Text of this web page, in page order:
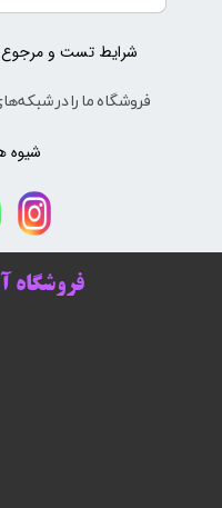
فروشگاه
فروشگاه ما را در
شیوه
شرایط تست و مرجوع